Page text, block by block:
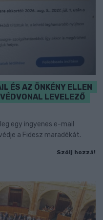
ÉS AZ ÖNKÉNY ELLEN
LEVELEZŐ
egy ingyenes e-mail
a Fidesz maradékát.
Szólj hozzá!